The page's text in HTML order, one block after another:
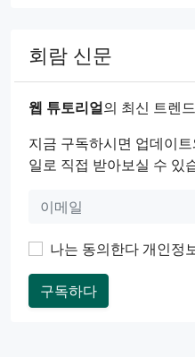
회람 신문
웹 튜토리얼의 최신 트렌
지금 구독하시면 업데이
일로 직접 받아보실 수 있
나는 동의한다 개인정
구독하다